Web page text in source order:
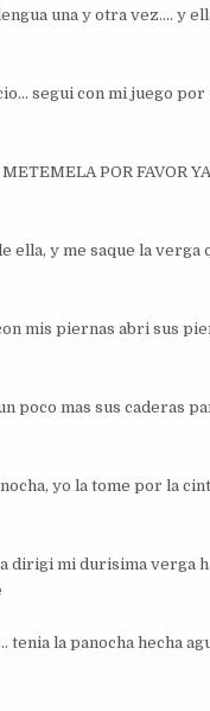
una y otra vez…. y
segui con mi juego por
POR FAVOR
ella, y me saque la verga
mis piernas abri sus
poco mas sus caderas
yo la tome por la
dirigi mi durisima verga
tenia la panocha hecha